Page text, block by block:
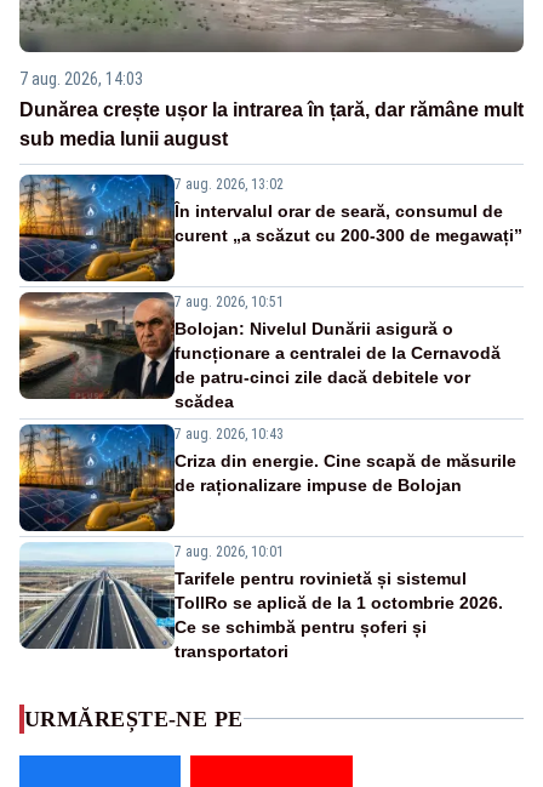
7 aug. 2026, 14:03
Dunărea crește ușor la intrarea în țară, dar rămâne mult
sub media lunii august
7 aug. 2026, 13:02
În intervalul orar de seară, consumul de
curent „a scăzut cu 200-300 de megawați”
7 aug. 2026, 10:51
Bolojan: Nivelul Dunării asigură o
funcționare a centralei de la Cernavodă
de patru-cinci zile dacă debitele vor
scădea
7 aug. 2026, 10:43
Criza din energie. Cine scapă de măsurile
de raționalizare impuse de Bolojan
7 aug. 2026, 10:01
Tarifele pentru rovinietă și sistemul
TollRo se aplică de la 1 octombrie 2026.
Ce se schimbă pentru șoferi și
transportatori
URMĂREȘTE-NE PE